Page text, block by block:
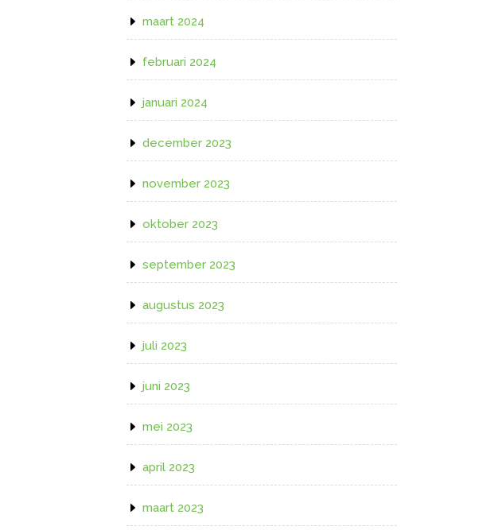
maart 2024
februari 2024
januari 2024
december 2023
november 2023
oktober 2023
september 2023
augustus 2023
juli 2023
juni 2023
mei 2023
april 2023
maart 2023